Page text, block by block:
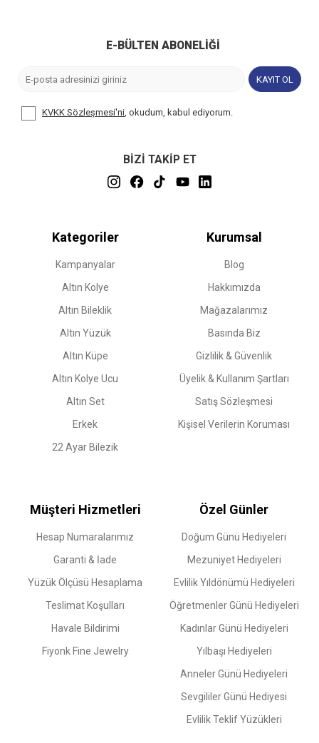
E-BÜLTEN ABONELIĞI
KAYIT OL
KVKK Sözleşmesi'ni, okudum, kabul ediyorum.
BİZİ TAKİP ET
Kategoriler
Kampanyalar
Altın Kolye
Altın Bileklik
Altın Yüzük
Altın Küpe
Altın Kolye Ucu
Altın Set
Erkek
22 Ayar Bilezik
Kurumsal
Blog
Hakkımızda
Mağazalarımız
Basında Biz
Gizlilik & Güvenlik
Üyelik & Kullanım Şartları
Satış Sözleşmesi
Kişisel Verilerin Koruması
Müşteri Hizmetleri
Hesap Numaralarımız
Garanti & İade
Yüzük Ölçüsü Hesaplama
Teslimat Koşulları
Havale Bildirimi
Fiyonk Fine Jewelry
Özel Günler
Doğum Günü Hediyeleri
Mezuniyet Hediyeleri
Evlilik Yıldönümü Hediyeleri
Öğretmenler Günü Hediyeleri
Kadınlar Günü Hediyeleri
Yılbaşı Hediyeleri
Anneler Günü Hediyeleri
Sevgililer Günü Hediyesi
Evlilik Teklif Yüzükleri